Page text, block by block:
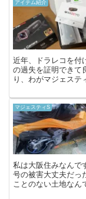
アイテム紹介
近年、ドラレコを付
の過失を証明できて
り、わがマジェステ
マジェスティS
私は大阪住みなんで
号の被害大丈夫だっ
ことのない土地なん